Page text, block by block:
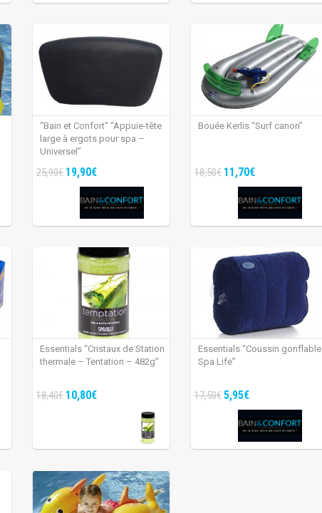
“Bain et Confort” “Appuie-tête
large à ergots pour spa –
Universel”
25,90€ 19,90€
Bouée Kerlis “Surf canon”
18,50€ 11,70€
Essentials “Cristaux de Station
thermale – Tentation – 482g”
18,40€ 10,80€
Essentials “Coussin gonflable
Spa Life”
17,50€5,95€